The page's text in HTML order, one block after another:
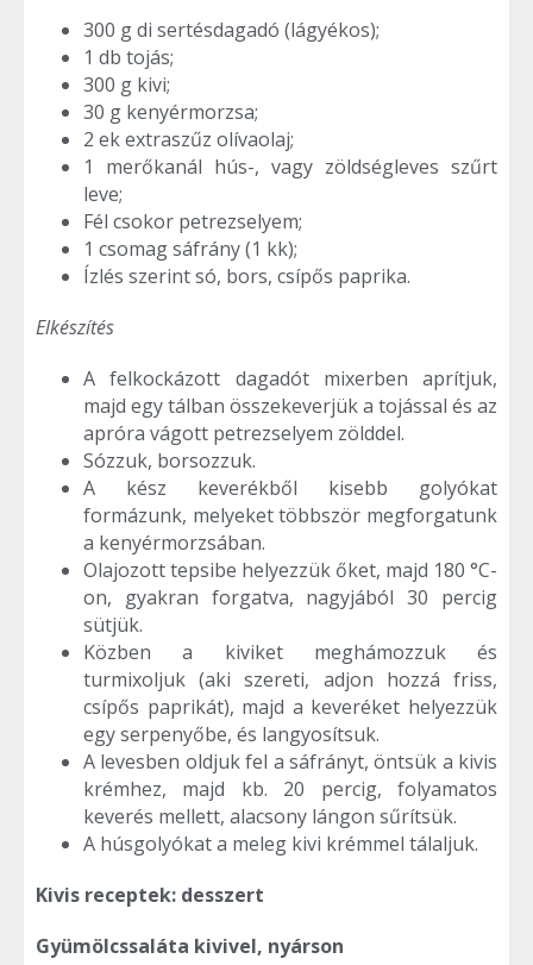
300 g di sertésdagadó (lágyékos);
1 db tojás;
300 g kivi;
30 g kenyérmorzsa;
2 ek extraszűz olívaolaj;
1 merőkanál hús-, vagy zöldségleves szűrt
leve;
Fél csokor petrezselyem;
1 csomag sáfrány (1 kk);
Ízlés szerint só, bors, csípős paprika.
Elkészítés
A felkockázott dagadót mixerben aprítjuk,
majd egy tálban összekeverjük a tojással és az
apróra vágott petrezselyem zölddel.
Sózzuk, borsozzuk.
A kész keverékből kisebb golyókat
formázunk, melyeket többször megforgatunk
a kenyérmorzsában.
Olajozott tepsibe helyezzük őket, majd 180 °C-
on, gyakran forgatva, nagyjából 30 percig
sütjük.
Közben a kiviket meghámozzuk és
turmixoljuk (aki szereti, adjon hozzá friss,
csípős paprikát), majd a keveréket helyezzük
egy serpenyőbe, és langyosítsuk.
A levesben oldjuk fel a sáfrányt, öntsük a kivis
krémhez, majd kb. 20 percig, folyamatos
keverés mellett, alacsony lángon sűrítsük.
A húsgolyókat a meleg kivi krémmel tálaljuk.
Kivis receptek: desszert
Gyümölcssaláta kivivel, nyárson